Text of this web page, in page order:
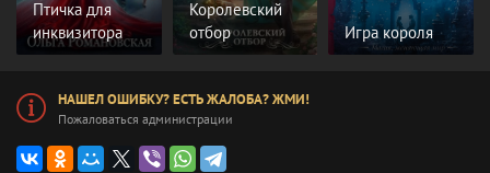
Птичка для
инквизитора
Королевский
отбор
Игра короля
НАШЕЛ ОШИБКУ? ЕСТЬ ЖАЛОБА? ЖМИ!
Пожаловаться администрации